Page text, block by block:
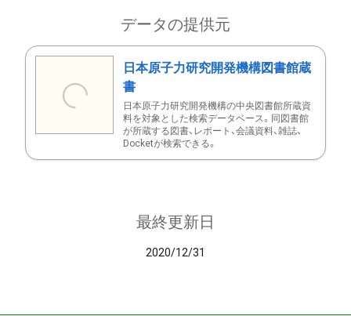
データの提供元
日本原子力研究開発機構図書館蔵
書
日本原子力研究開発機構の中央図書館所蔵資
料を対象とした検索データベース。同図書館
が所蔵する図書、レポート、会議資料、雑誌、
Docketが検索できる。
最終更新日
2020/12/31